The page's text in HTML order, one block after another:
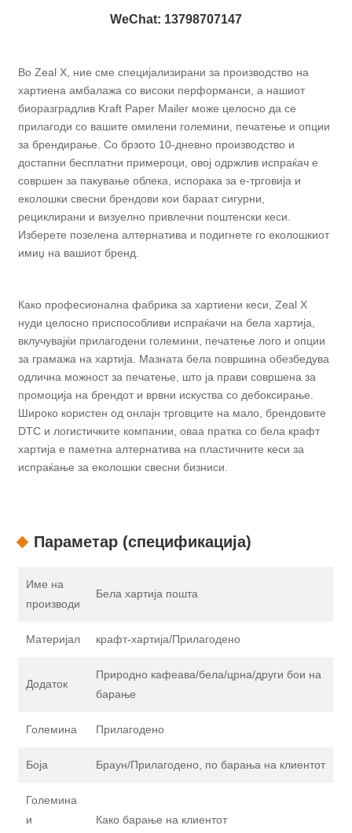
WeChat: 13798707147
Во Zeal X, ние сме специјализирани за производство на
хартиена амбалажа со високи перформанси, а нашиот
биоразградлив Kraft Paper Mailer може целосно да се
прилагоди со вашите омилени големини, печатење и опции
за брендирање. Со брзото 10-дневно производство и
достапни бесплатни примероци, овој одржлив испраќач е
совршен за пакување облека, испорака за е-трговија и
еколошки свесни брендови кои бараат сигурни,
рециклирани и визуелно привлечни поштенски кеси.
Изберете позелена алтернатива и подигнете го еколошкиот
имиџ на вашиот бренд.
Како професионална фабрика за хартиени кеси, Zeal X
нуди целосно приспособливи испраќачи на бела хартија,
вклучувајќи прилагодени големини, печатење лого и опции
за грамажа на хартија. Мазната бела површина обезбедува
одлична можност за печатење, што ја прави совршена за
промоција на брендот и врвни искуства со дебоксирање.
Широко користен од онлајн трговците на мало, брендовите
DTC и логистичките компании, оваа пратка со бела крафт
хартија е паметна алтернатива на пластичните кеси за
испраќање за еколошки свесни бизниси.
Параметар (спецификација)
Име на
производи
Бела хартија пошта
Материјал крафт-хартија/Прилагодено
Додаток
Природно кафеава/бела/црна/други бои на
барање
Големина Прилагодено
Боја Браун/Прилагодено, по барања на клиентот
Големина
и
Како барање на клиентот